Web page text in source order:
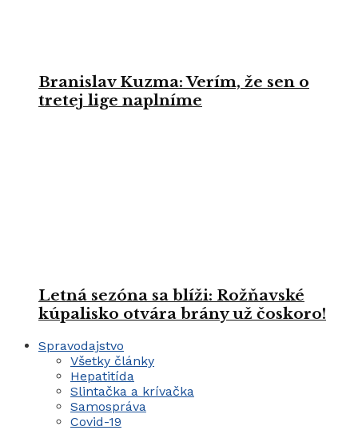
Branislav Kuzma: Verím, že sen o
tretej lige naplníme
Letná sezóna sa blíži: Rožňavské
kúpalisko otvára brány už čoskoro!
Spravodajstvo
Všetky články
Hepatitída
Slintačka a krívačka
Samospráva
Covid-19